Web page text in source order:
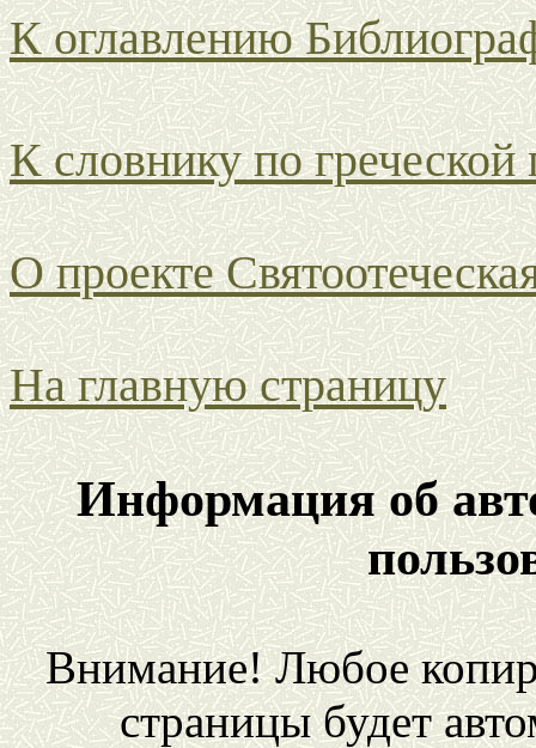
К оглавлению
К словнику по греческой
О проекте
На главную страницу
Информация об
Внимание! Любое
страницы будет